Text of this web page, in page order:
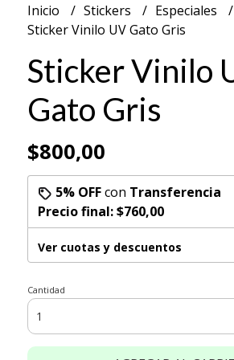
Inicio Stickers
Especiales
Sticker Vinilo UV Gato Gris
Sticker Vinilo
Gato Gris
$800,00
5% OFFcon Transferencia
Precio final:$760,00
Ver cuotas y descuentos
Cantidad